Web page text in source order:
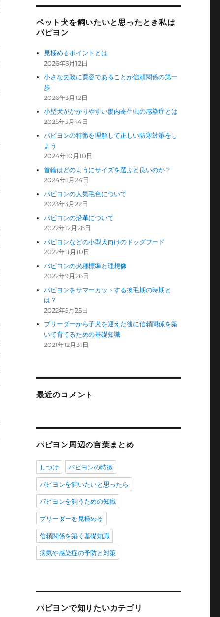
ペット犬を飼いたいと思ったとき私は
パピヨン
見極めるポイントとは
2026年5月12日
小さな失敗に寛容であることが信頼関係の第一
歩
2026年3月12日
小型犬がかかりやすい腸内寄生虫の感染症とは
2025年5月14日
パピヨンの特徴を理解して正しい防寒対策をし
よう
2024年10月10日
首輪はどのようにサイズを選ぶと良いのか？
2024年1月24日
パピヨンの人気毛色について
2023年3月22日
パピヨンの沿革について
2022年12月28日
パピヨンなどの小型犬向けのドッグフード
2022年11月10日
パピヨンの犬種標準と理想像
2022年9月26日
パピヨンをサマーカットする換毛期の時期と
は？
2022年5月25日
ブリーダーから子犬を迎えた後に信頼関係を築
いて育てるための基礎知識
2021年12月31日
最近のコメント
パピヨン周辺の言葉まとめ
しつけ パピヨンの特徴
パピヨンを飼いたいと思ったら
パピヨンを飼うための知識
ブリーダーを見極める
信頼関係を築く基礎知識
病気や感染症の予防と対策
パピヨンで知りたいカテゴリ